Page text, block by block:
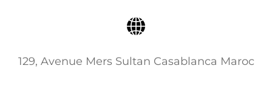
129, Avenue Mers Sultan Casablanca Maroc